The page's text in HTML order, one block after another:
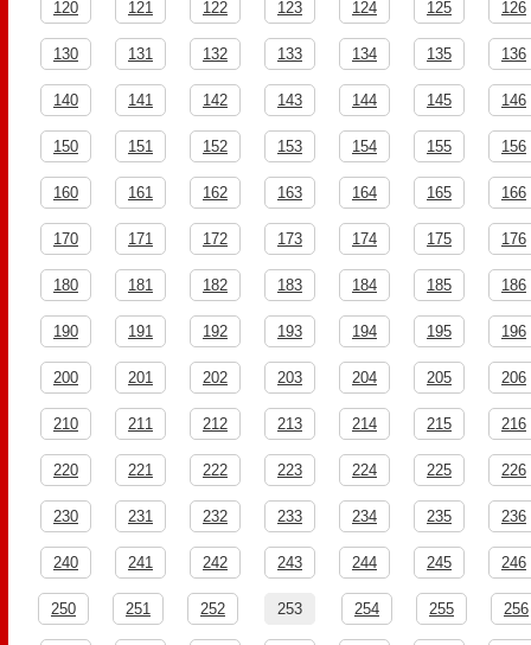
120 121 122 123 124 125 126
130 131 132 133 134 135 136
140 141 142 143 144 145 146
150 151 152 153 154 155 156
160 161 162 163 164 165 166
170 171 172 173 174 175 176
180 181 182 183 184 185 186
190 191 192 193 194 195 196
200 201 202 203 204 205 206
210 211 212 213 214 215 216
220 221 222 223 224 225 226
230 231 232 233 234 235 236
240 241 242 243 244 245 246
250 251 252 253 254 255 256